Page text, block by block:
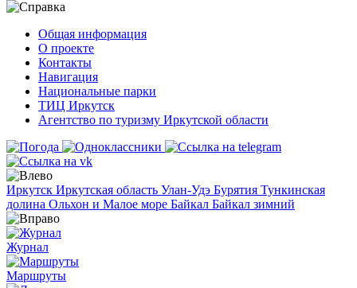
Общая информация
О проекте
Контакты
Навигация
Национальные парки
ТИЦ Иркутск
Агентство по туризму Иркутской области
Иркутск Иркутская область Улан-Удэ Бурятия Тункинская
долина Ольхон и Малое море Байкал Байкал зимний
Журнал
Маршруты